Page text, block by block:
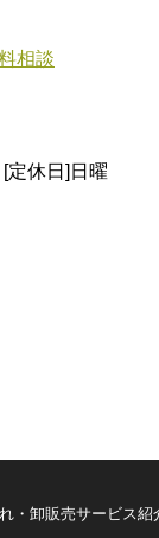
相談
定休日]日曜
・卸販売サービス紹